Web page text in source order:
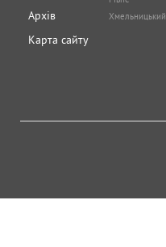
Архів
Карта сайту
Хмельницький